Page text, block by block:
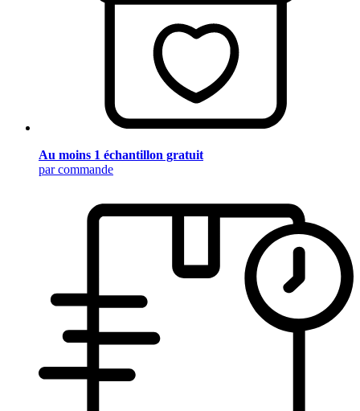
Au moins 1 échantillon gratuit
par commande